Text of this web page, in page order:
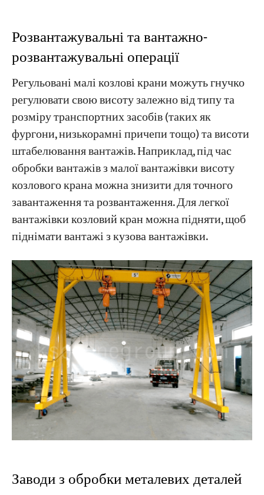
Розвантажувальні та вантажно-
розвантажувальні операції
Регульовані малі козлові крани можуть гнучко
регулювати свою висоту залежно від типу та
розміру транспортних засобів (таких як
фургони, низькорамні причепи тощо) та висоти
штабелювання вантажів. Наприклад, під час
обробки вантажів з малої вантажівки висоту
козлового крана можна знизити для точного
завантаження та розвантаження. Для легкої
вантажівки козловий кран можна підняти, щоб
піднімати вантажі з кузова вантажівки.
Заводи з обробки металевих деталей